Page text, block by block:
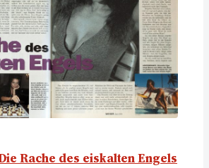
Rache des eiskalten Engels